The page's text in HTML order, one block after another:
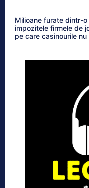
Milioane furate dintr-
impozitele firmele de
pe care casinourile